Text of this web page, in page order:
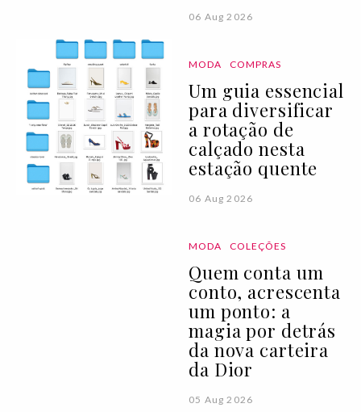
06 Aug 2026
MODA COMPRAS
Um guia essencial
para diversificar
a rotação de
calçado nesta
estação quente
06 Aug 2026
MODA COLEÇÕES
Quem conta um
conto, acrescenta
um ponto: a
magia por detrás
da nova carteira
da Dior
05 Aug 2026